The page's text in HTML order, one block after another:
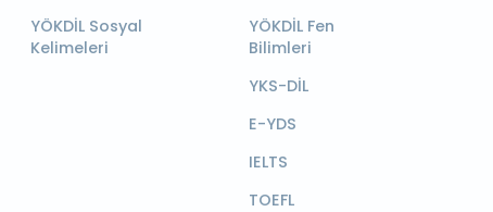
YÖKDİL Sosyal
Kelimeleri
YÖKDİL Fen
Bilimleri
YKS-DİL
E-YDS
IELTS
TOEFL